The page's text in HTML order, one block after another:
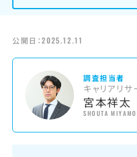
公開日：2025.12.11
調査担当者
キャリアリ
宮本祥太
SHOUTA